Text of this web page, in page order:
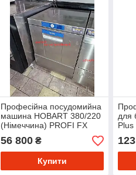
Професійна посудомийна
машина HOBART 380/220
(Німеччина) PROFI FX
56 800₴
Купити
для
Plus